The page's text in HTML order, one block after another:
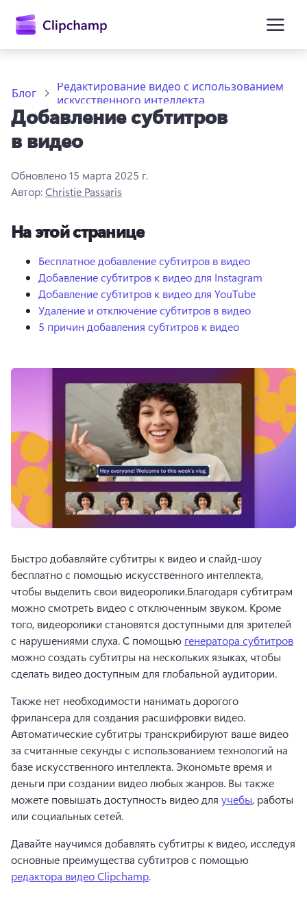
содержимому
Попробовать бесплатно
Блог
Редактирование видео с использованием
искусственного интеллекта
Добавление субтитров
в видео
Обновлено15 марта 2025 г.
Автор:Christie Passaris
На этой странице
Бесплатное добавление субтитров в видео
Добавление субтитров к видео для Instagram
Добавление субтитров к видео для YouTube
Удаление и отключение субтитров в видео
5 причин добавления субтитров к видео
Быстро добавляйте субтитры к видео и слайд-шоу
бесплатно с помощью искусственного интеллекта,
чтобы выделить свои видеоролики.Благодаря субтитрам
можно смотреть видео с отключенным звуком. Кроме
того, видеоролики становятся доступными для зрителей
с нарушениями слуха. С помощью генератора субтитров
можно создать субтитры на нескольких языках, чтобы
сделать видео доступным для глобальной аудитории.
Также нет необходимости нанимать дорогого
Автоматические субтитры транскрибируют ваше видео
за считанные секунды с использованием технологий на
базе искусственного интеллекта. Экономьте время и
деньги при создании видео любых жанров. Вы также
можете повышать доступность видео для учебы, работы
или социальных сетей.
Давайте научимся добавлять субтитры к видео, исследуя
основные преимущества субтитров с помощью
редактора видео Clipchamp.